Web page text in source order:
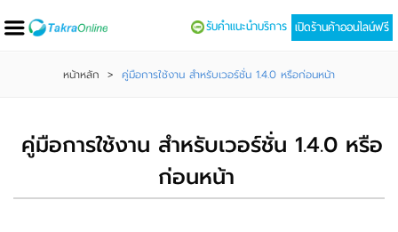
เปิดร้านค้าออนไลน์ฟรี
รับคำแนะนำบริการ
หน้าหลัก > คู่มือการใช้งาน สำหรับเวอร์ชั่น 1.4.0 หรือก่อนหน้า
คู่มือการใช้งาน สำหรับเวอร์ชั่น 1.4.0 หรือ
ก่อนหน้า